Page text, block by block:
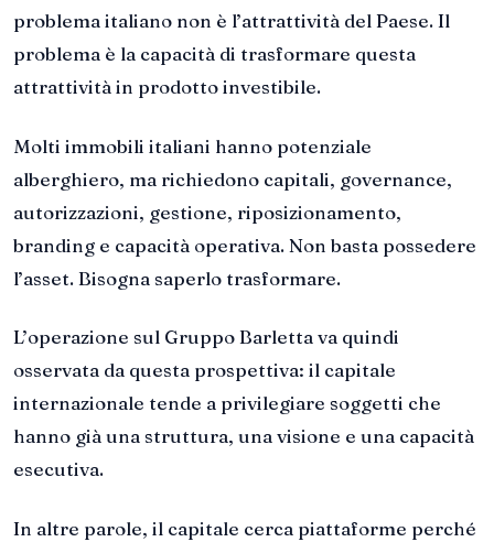
problema italiano non è l’attrattività del Paese. Il
problema è la capacità di trasformare questa
attrattività in prodotto investibile.
Molti immobili italiani hanno potenziale
alberghiero, ma richiedono capitali, governance,
autorizzazioni, gestione, riposizionamento,
branding e capacità operativa. Non basta possedere
l’asset. Bisogna saperlo trasformare.
L’operazione sul Gruppo Barletta va quindi
osservata da questa prospettiva: il capitale
internazionale tende a privilegiare soggetti che
hanno già una struttura, una visione e una capacità
esecutiva.
In altre parole, il capitale cerca piattaforme perché